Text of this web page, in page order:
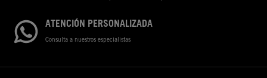
ATENCIÓN PERSONALIZADA
Consulta a nuestros especialistas